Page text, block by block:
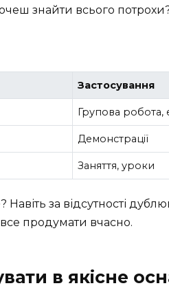
знайти всього
Застосування
Групова
Демонстрації
Заняття, уроки
Навіть за відсутності
продумати вчасно.
в якісне